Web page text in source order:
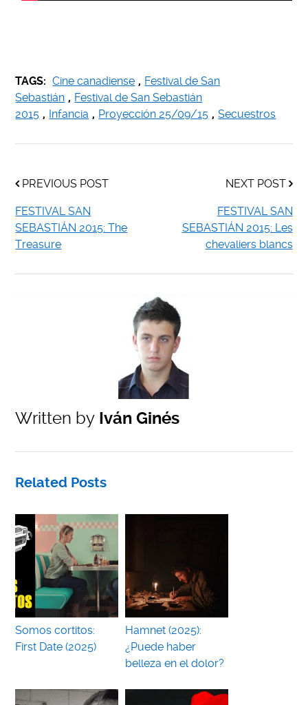
TAGS: Cine canadiense , Festival de San
Sebastián , Festival de San Sebastián
2015 , Infancia , Proyección 25/09/15 , Secuestros
PREVIOUS POST
FESTIVAL SAN
SEBASTIÁN 2015: The
Treasure
NEXT POST
FESTIVAL SAN
SEBASTIÁN 2015: Les
chevaliers blancs
Written by Iván Ginés
Related Posts
Somos cortitos:
First Date (2025)
Hamnet (2025):
¿Puede haber
belleza en el dolor?